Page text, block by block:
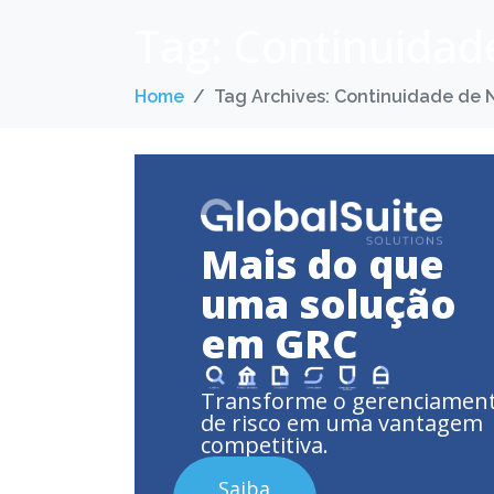
Home Tag Archives: Continuidade de
Mais do que
uma solução
em GRC
Transforme o
de risco em uma vantagem
competitiva.
Saiba